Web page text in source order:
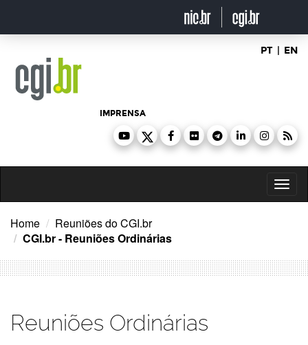
o
PT | EN
IMPRENSA
Home
Reuniões do CGI.br
CGI.br - Reuniões Ordinárias
Reuniões Ordinárias